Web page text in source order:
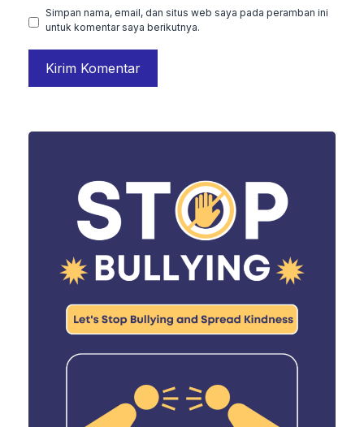
Simpan nama, email, dan situs web saya pada peramban ini
untuk komentar saya berikutnya.